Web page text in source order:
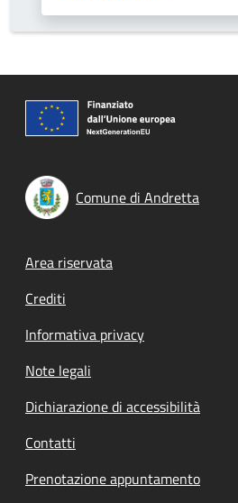
Comune di Andretta
Footer menu
Area riservata
Crediti
Informativa privacy
Note legali
Dichiarazione di accessibilità
Contatti
Prenotazione appuntamento